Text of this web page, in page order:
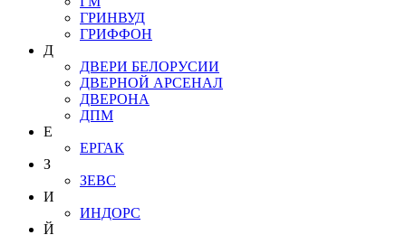
ГРИНВУД
ГРИФФОН
Д
ДВЕРИ БЕЛОРУСИИ
ДВЕРНОЙ АРСЕНАЛ
ДВЕРОНА
ДПМ
Е
ЕРГАК
З
ЗЕВС
И
ИНДОРС
Й